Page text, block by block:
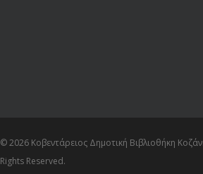
© 2026 Κοβεντάρειος Δημοτική Βιβλιοθήκη
Rights Reserved.